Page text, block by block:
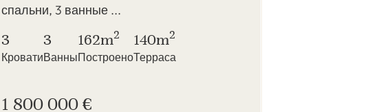
спальни, 3 ванные ...
3
Кровати
3
Ванны
162m2
Построено
140m2
Терраса
1 800 000 €